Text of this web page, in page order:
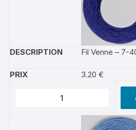
Fil Venne – 7-
3.20€